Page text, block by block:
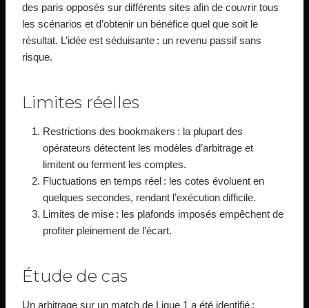
des paris opposés sur différents sites afin de couvrir tous
les scénarios et d’obtenir un bénéfice quel que soit le
résultat. L’idée est séduisante : un revenu passif sans
risque.
Limites réelles
Restrictions des bookmakers : la plupart des
opérateurs détectent les modèles d’arbitrage et
limitent ou ferment les comptes.
Fluctuations en temps réel : les cotes évoluent en
quelques secondes, rendant l’exécution difficile.
Limites de mise : les plafonds imposés empêchent de
profiter pleinement de l’écart.
Étude de cas
Un arbitrage sur un match de Ligue 1 a été identifié :